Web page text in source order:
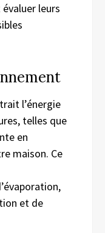
leurs
l’énergie
telles que
en
maison. Ce
et de